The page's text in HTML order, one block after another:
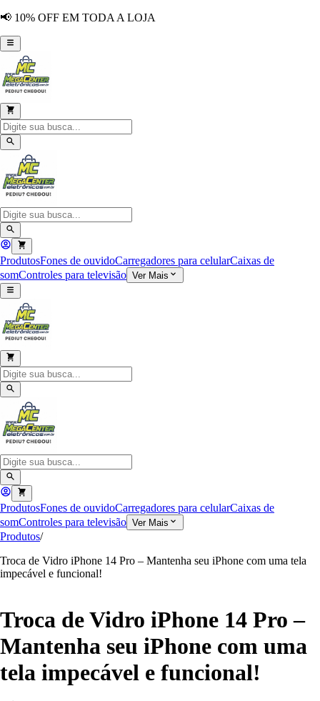
📢 10% OFF EM TODA A LOJA
ProdutosFones de ouvidoCarregadores para celularCaixas de
somControles para televisão Ver Mais
ProdutosFones de ouvidoCarregadores para celularCaixas de
somControles para televisão Ver Mais
Produtos/
Troca de Vidro iPhone 14 Pro – Mantenha seu iPhone com uma tela
impecável e funcional!
Troca de Vidro iPhone 14 Pro –
Mantenha seu iPhone com uma
tela impecável e funcional!